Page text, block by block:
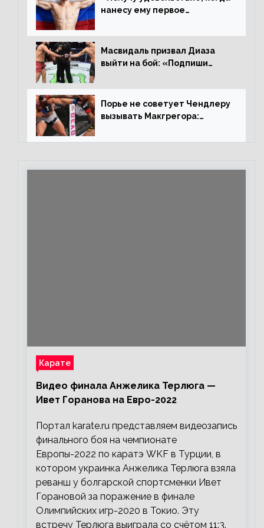
нанесу ему первое
Иге – про бой с Евлоевым
Масвидаль призвал Диаза
выйти на бой: «Подпиши
повторим»
Порье не советует Чендлеру
вызывать Макгрегора:
каждом бою, а Конор умеет
Карате
Видео финала Анжелика Терлюга —
Ивет Горанова на Евро-2022
Портал karate.ru представляем видеозапись
финального боя на чемпионате
Европы-2022 по каратэ WKF в Турции, в
котором украинка Анжелика Терлюга взяла
реванш у болгарской спортсменки Ивет
Горановой за поражение в финале
Олимпийских игр-2020 в Токио. Эту
встречу Терлюга выиграла со счётом 11:3.